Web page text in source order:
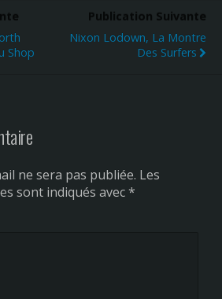
Shop
Publication Suivante
Nixon Lodown, La Montre
Des Surfers
ne sera pas publiée. Les
sont indiqués avec*